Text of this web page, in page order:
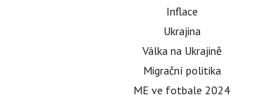
Inflace
Ukrajina
Válka na Ukrajině
Migrační politika
ME ve fotbale 2024